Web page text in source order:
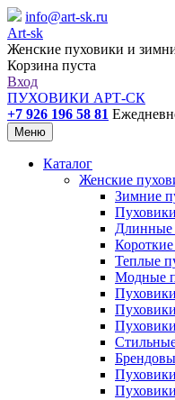
info@art-sk.ru
Art-sk
Женские пуховики и
Корзина пуста
Вход
ПУХОВИКИ АРТ-СК
+7 926 196 58 81
Меню
Каталог
Женские
Зимние
Длинные
Теплые
Модные